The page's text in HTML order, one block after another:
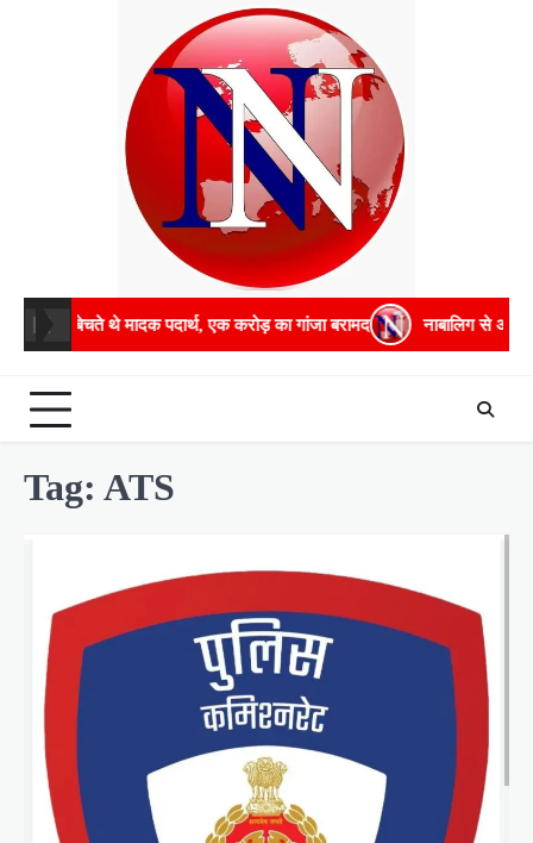
में बेचते थे मादक पदार्थ, एक करोड़ का गांजा बरामद नाबालिग से
Tag: ATS